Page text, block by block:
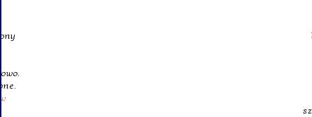
W
szklanego